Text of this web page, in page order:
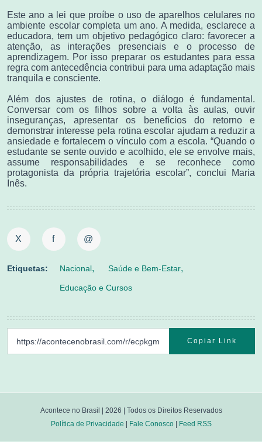
Este ano a lei que proíbe o uso de aparelhos celulares no
ambiente escolar completa um ano. A medida, esclarece a
educadora, tem um objetivo pedagógico claro: favorecer a
atenção, as interações presenciais e o processo de
aprendizagem. Por isso preparar os estudantes para essa
regra com antecedência contribui para uma adaptação mais
tranquila e consciente.
Além dos ajustes de rotina, o diálogo é fundamental.
Conversar com os filhos sobre a volta às aulas, ouvir
inseguranças, apresentar os benefícios do retorno e
demonstrar interesse pela rotina escolar ajudam a reduzir a
ansiedade e fortalecem o vínculo com a escola. “Quando o
estudante se sente ouvido e acolhido, ele se envolve mais,
assume responsabilidades e se reconhece como
protagonista da própria trajetória escolar”, conclui Maria
Inês.
X f @
Etiquetas: Nacional Saúde e Bem-Estar
Educação e Cursos
Copiar Link
Acontece no Brasil | 2026 | Todos os Direitos Reservados
Política de Privacidade
Fale Conosco| Feed RSS